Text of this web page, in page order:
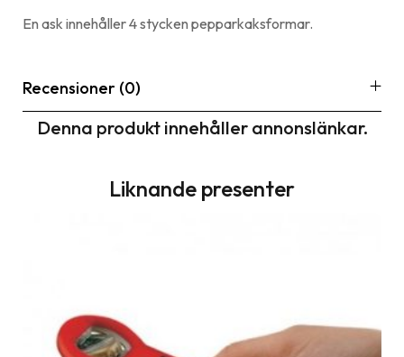
En ask innehåller 4 stycken pepparkaksformar.
Recensioner (0)
Denna produkt innehåller annonslänkar.
Liknande presenter